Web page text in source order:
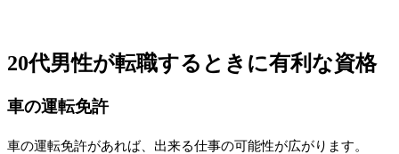
20代男性が転職するときに有利な資格
車の運転免許
車の運転免許があれば、出来る仕事の可能性が広がります。